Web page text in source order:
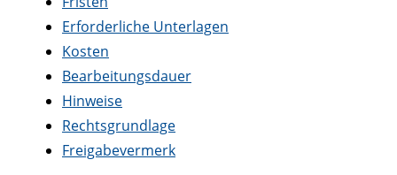
Erforderliche Unterlagen
Kosten
Bearbeitungsdauer
Hinweise
Rechtsgrundlage
Freigabevermerk